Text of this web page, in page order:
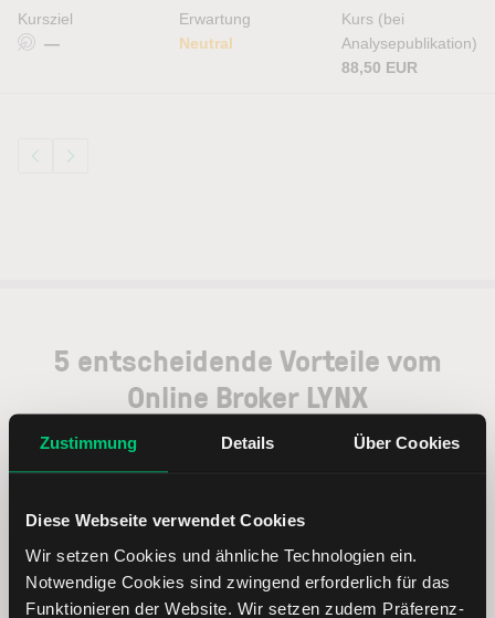
Zustimmung Details Über Cookies
Diese Webseite verwendet Cookies
Wir setzen Cookies und ähnliche Technologien ein.
Notwendige Cookies sind zwingend erforderlich für das
Funktionieren der Website. Wir setzen zudem Präferenz-
Kursziel
—
Erwartung
Neutral
Kurs (bei
Analysepublikation)
88,50 EUR
5 entscheidende Vorteile vom
Online Broker LYNX